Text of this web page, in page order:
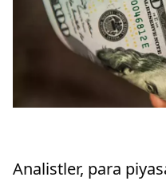
Analistler, para